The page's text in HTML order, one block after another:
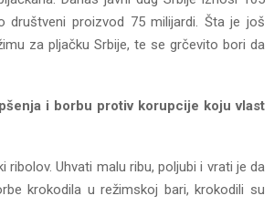
društveni proizvod 75 milijardi. Šta je još
za pljačku Srbije, te se grčevito bori da
i borbu protiv korupcije koju vlast
ribolov. Uhvati malu ribu, poljubi i vrati je da
krokodila u režimskoj bari, krokodili su